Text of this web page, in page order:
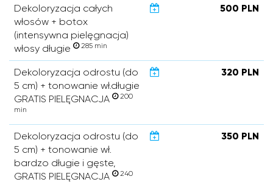
Dekoloryzacja całych
włosów + botox
(intensywna pielęgnacja)
włosy długie
285 min
500 PLN
Dekoloryzacja odrostu (do
5 cm) + tonowanie wł.długie
GRATIS PIELĘGNACJA
200
min
320 PLN
Dekoloryzacja odrostu (do
5 cm) + tonowanie wł.
bardzo długie i gęste,
GRATIS PIELĘGNACJA
240
350 PLN